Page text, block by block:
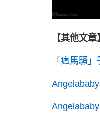
【其他文章
「瘋馬騷